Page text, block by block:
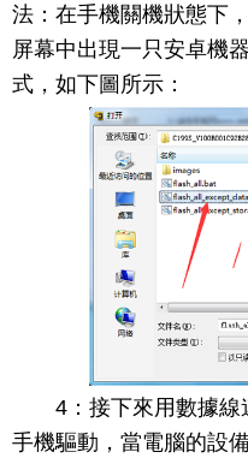
法：在手機關機狀態下
屏幕中出現一只安卓機
式，如下圖所示：
4：接下來用數據
手機驅動，當電腦的設